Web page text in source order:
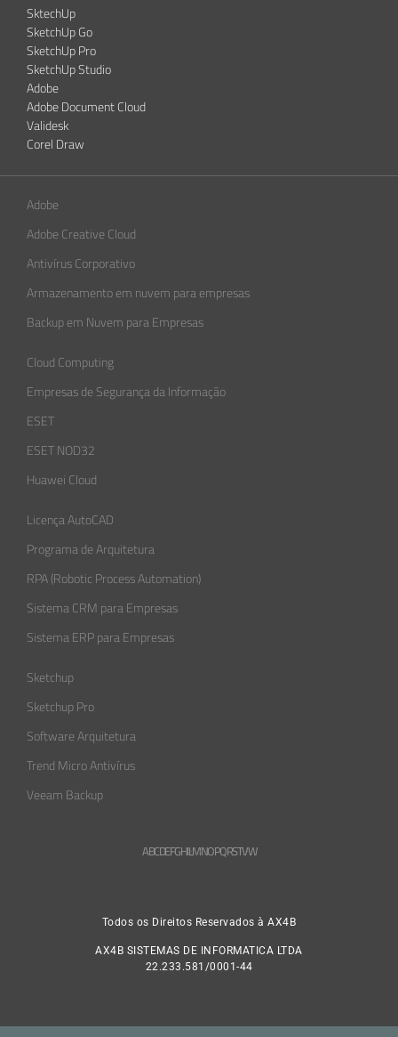
SktechUp
SketchUp Go
SketchUp Pro
SketchUp Studio
Adobe
Adobe Document Cloud
Validesk
Corel Draw
Adobe
Adobe Creative Cloud
Antivírus Corporativo
Armazenamento em nuvem para empresas
Backup em Nuvem para Empresas
Cloud Computing
Empresas de Segurança da Informação​
ESET
ESET NOD32
Huawei Cloud
Licença AutoCAD
Programa de Arquitetura
RPA (Robotic Process Automation)
Sistema CRM para Empresas
Sistema ERP para Empresas
Sketchup
Sketchup Pro
Software Arquitetura
Trend Micro Antivírus
Veeam Backup
ABCDEFGHLMNOPQRSTVW
Todos os Direitos Reservados à AX4B
AX4B SISTEMAS DE INFORMATICA LTDA
22.233.581/0001-44